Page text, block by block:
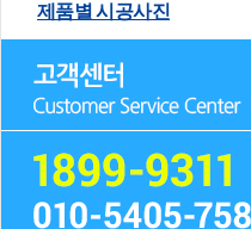
제품별 시공사진